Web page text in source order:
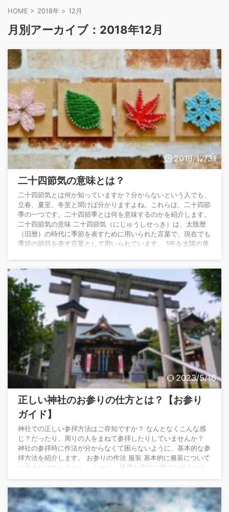
HOME > 2018年 > 12月
月別アーカイブ：2018年12月
2018/12/31
二十四節気の意味とは？
二十四節気とは何か知っていますか？分からないという人でも、
立春、夏至、冬至と聞けば分かりますよね。これらは、二十四節
季の一つです。二十四節季とは何を意味するのかを紹介します。
二十四節気の意味 二十四節気（にじゅうしせっき）は、太陰暦
（旧暦）の時代に季節を表すために用いられた言葉で、現在でも
季節の節目を表す言葉として用いられています。 1年を太陽の黄
を春夏秋冬の4つの季節に分け、さらにそ ...
2023/5/16
正しい神社のお参りの仕方とは？【お参り
ガイド】
神社での正しい参拝方法はご存知ですか？ なんとなくこんな感
じ？だったり、周りの人をまねて参拝したりしていませんか？
神社の参拝時に作法が分からなくて困らないように、基本的な参
拝方法を紹介します。 お参りの作法 服装 基本的に服装について
は決まりはありません。 しかし、過度な露出は避けたほうがよ
スーツにネクタイ着用、女性も同等の服装を必要とされることも
あります。 参拝方法 ①鳥居をくぐる 鳥居は、神域を区切る結
界のような意味があるといわれています。そ ...